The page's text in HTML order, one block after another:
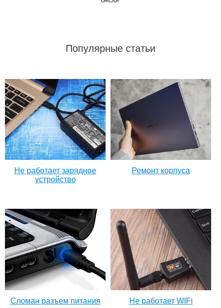
Популярные статьи
Не работает зарядное
устройство
Ремонт корпуса
Сломан разъем питания Не работает WIFi